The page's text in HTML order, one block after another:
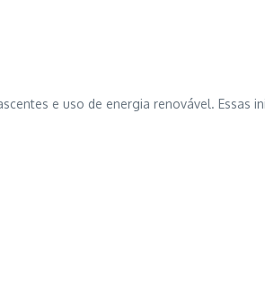
e uso de energia renovável. Essas